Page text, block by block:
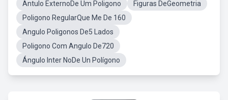
Antulo ExternoDe Um Poligono
Figuras DeGeometria
Poligono RegularQue Me De 160
Angulo Poligonos De5 Lados
Poligono Com Angulo De720
Ángulo Inter NoDe Un Polígono